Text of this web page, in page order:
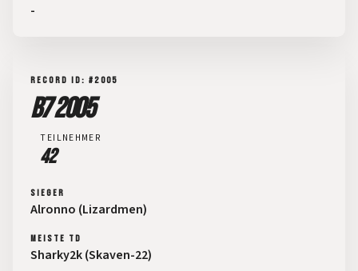
-
RECORD ID: #2005
B7 2005
TEILNEHMER
42
SIEGER
Alronno (Lizardmen)
MEISTE TD
Sharky2k (Skaven-22)